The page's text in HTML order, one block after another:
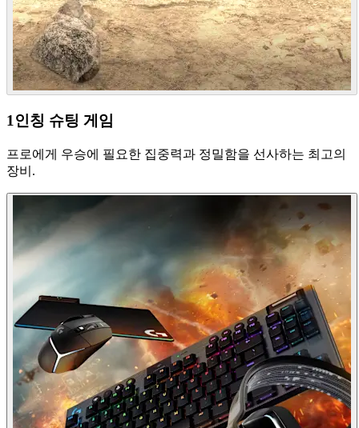
1인칭 슈팅 게임
프로에게 우승에 필요한 집중력과 정밀함을 선사하는 최고의
장비.